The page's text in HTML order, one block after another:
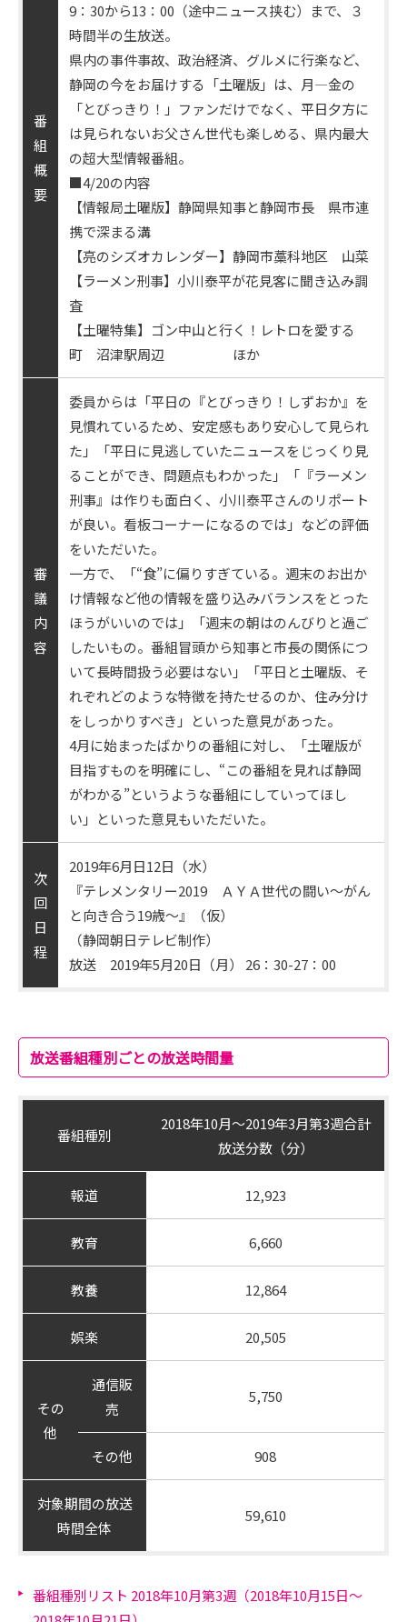
番
組
概
要
9：30から13：00（途中ニュース挟む）まで、３
時間半の生放送。
県内の事件事故、政治経済、グルメに行楽など、
静岡の今をお届けする「土曜版」は、月―金の
「とびっきり！」ファンだけでなく、平日夕方に
は見られないお父さん世代も楽しめる、県内最大
の超大型情報番組。
■4/20の内容
【情報局土曜版】静岡県知事と静岡市長 県市連
携で深まる溝
【亮のシズオカレンダー】静岡市藁科地区 山菜
【ラーメン刑事】小川泰平が花見客に聞き込み調
査
【土曜特集】ゴン中山と行く！レトロを愛する
町 沼津駅周辺 ほか
審
議
内
容
委員からは「平日の『とびっきり！しずおか』を
見慣れているため、安定感もあり安心して見られ
た」「平日に見逃していたニュースをじっくり見
ることができ、問題点もわかった」「『ラーメン
刑事』は作りも面白く、小川泰平さんのリポート
が良い。看板コーナーになるのでは」などの評価
をいただいた。
一方で、「“食”に偏りすぎている。週末のお出か
け情報など他の情報を盛り込みバランスをとった
ほうがいいのでは」「週末の朝はのんびりと過ご
したいもの。番組冒頭から知事と市長の関係につ
いて長時間扱う必要はない」「平日と土曜版、そ
れぞれどのような特徴を持たせるのか、住み分け
をしっかりすべき」といった意見があった。
4月に始まったばかりの番組に対し、「土曜版が
目指すものを明確にし、“この番組を見れば静岡
がわかる”というような番組にしていってほし
い」といった意見もいただいた。
次
回
日
程
2019年6月日12日（水）
『テレメンタリー2019 ＡＹＡ世代の闘い～がん
と向き合う19歳～』（仮）
（静岡朝日テレビ制作）
放送 2019年5月20日（月） 26：30-27：00
放送番組種別ごとの放送時間量
番組種別
2018年10月～2019年3月第3週合計
放送分数（分）
報道 12,923
教育 6,660
教養 12,864
娯楽 20,505
その
他
通信販
売
5,750
その他 908
対象期間の放送
時間全体
59,610
番組種別リスト 2018年10月第3週（2018年10月15日～